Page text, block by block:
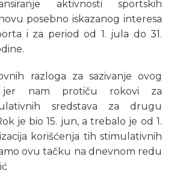
aktivnosti sportskih
posebno iskazanog interesa
i za period od 1. jula do 31.
razloga za sazivanje ovog
jer nam protiču rokovi za
sredstava za drugu
je bio 15. jun, a trebalo je od 1.
korišćenja tih stimulativnih
ovu tačku na dnevnom redu